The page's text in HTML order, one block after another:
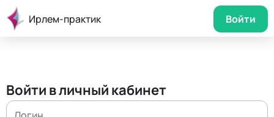
Ирлем-практик Войти
Войти в личный кабинет